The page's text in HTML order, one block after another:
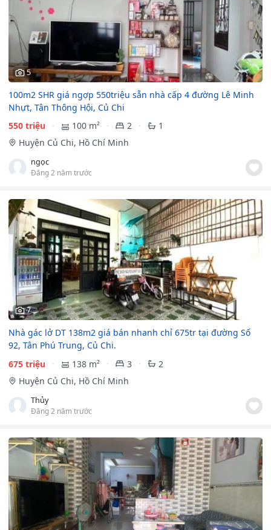
5
100m2 SHR giá ngợp 550triệu sẵn nhà cấp 4 đường Lê Minh
Nhựt, Tân Thông Hội, Củ Chi
550 triệu
100 m² 2
1
Huyện Củ Chi, Hồ Chí Minh
ngọc
Đăng 2 năm trước
7
Nhà gác lở DT 138m2 giá bán nhanh chỉ 675tr tại đường Số
92, Tân Phú Trung, Củ Chi.
675 triệu
138 m² 3
2
Huyện Củ Chi, Hồ Chí Minh
Thủy
Đăng 2 năm trước